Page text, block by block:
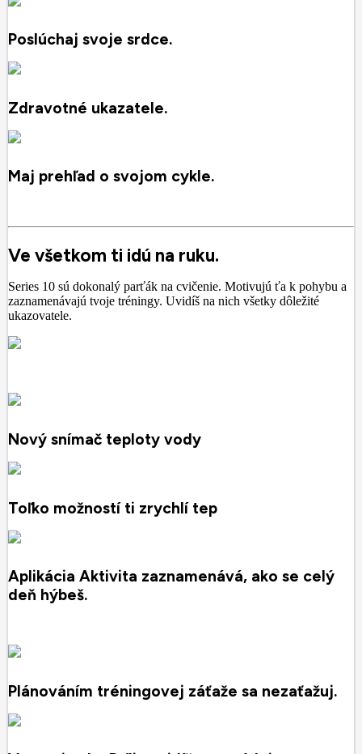
Poslúchaj svoje srdce.
Zdravotné ukazatele.
Maj prehľad o svojom cykle.
Ve všetkom ti idú na ruku.
Series 10 sú dokonalý parťák na cvičenie. Motivujú ťa k pohybu a
zaznamenávajú tvoje tréningy. Uvidíš na nich všetky dôležité
ukazovatele.
Nový snímač teploty vody
Toľko možností ti zrychlí tep
Aplikácia Aktivita zaznamenává, ako se celý
deň hýbeš.
Plánováním tréningovej záťaže sa nezaťažuj.